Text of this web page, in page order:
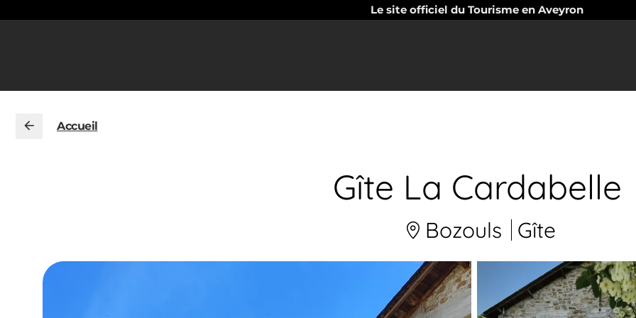
Le site officiel du Tourisme en Aveyron
Accueil
Gîte La Cardabelle
Bozouls Gîte